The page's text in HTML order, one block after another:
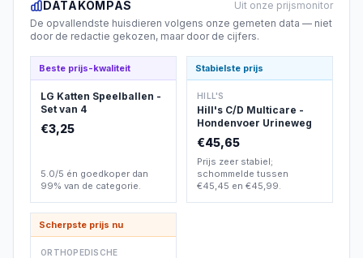
DATAKOMPAS
Uit onze prijsmonitor
De opvallendste huisdieren volgens onze gemeten data — niet
door de redactie gekozen, maar door de cijfers.
Beste prijs-kwaliteit
LG Katten Speelballen -
Set van 4
€3,25
5.0/5 én goedkoper dan
99% van de categorie.
Stabielste prijs
HILL'S
Hill's C/D Multicare -
Hondenvoer Urineweg
€45,65
Prijs zeer stabiel;
schommelde tussen
€45,45 en €45,99.
Scherpste prijs nu
ORTHOPEDISCHE